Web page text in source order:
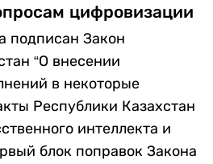
цифровизации
подписан Закон
“О внесении
в некоторые
Республики Казахстан
интеллекта и
блок поправок Закона